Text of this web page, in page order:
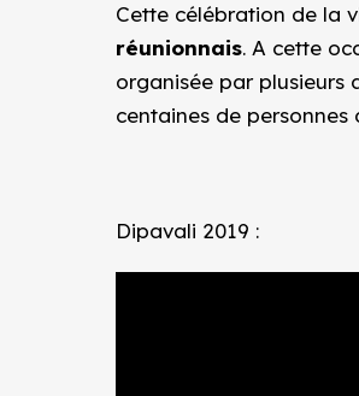
Cette célébration de la
réunionnais. A cette
organisée par plusieurs
centaines de personnes
Dipavali 2019 :